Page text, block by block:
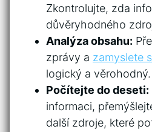
Zkontrolujte, zda
důvěryhodného
Analýza obsahu:
zprávy a zamyslete
logický a věrohodný.
Počítejte do deseti:
informaci,
další zdroje, které